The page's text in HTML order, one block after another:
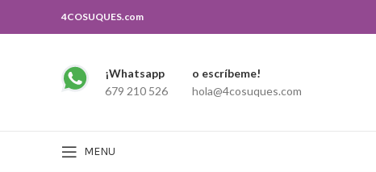
4COSUQUES.com
¡Whatsapp
679 210 526
o escríbeme!
hola@4cosuques.com
MENU